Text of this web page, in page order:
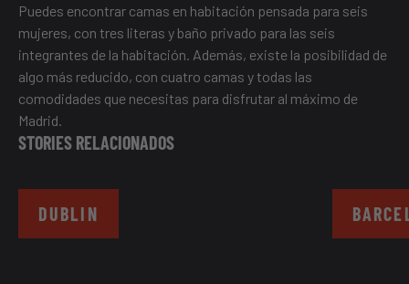
Puedes encontrar camas en habitación pensada para seis
mujeres, con tres literas y baño privado para las seis
integrantes de la habitación. Además, existe la posibilidad de
algo más reducido, con cuatro camas y todas las
comodidades que necesitas para disfrutar al máximo de
Madrid.
STORIES RELACIONADOS
DUBLIN